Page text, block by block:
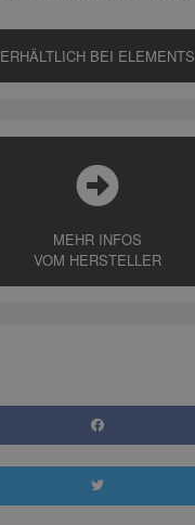
ERHÄLTLICH BEI ELEMENTS
MEHR INFOS
VOM HERSTELLER